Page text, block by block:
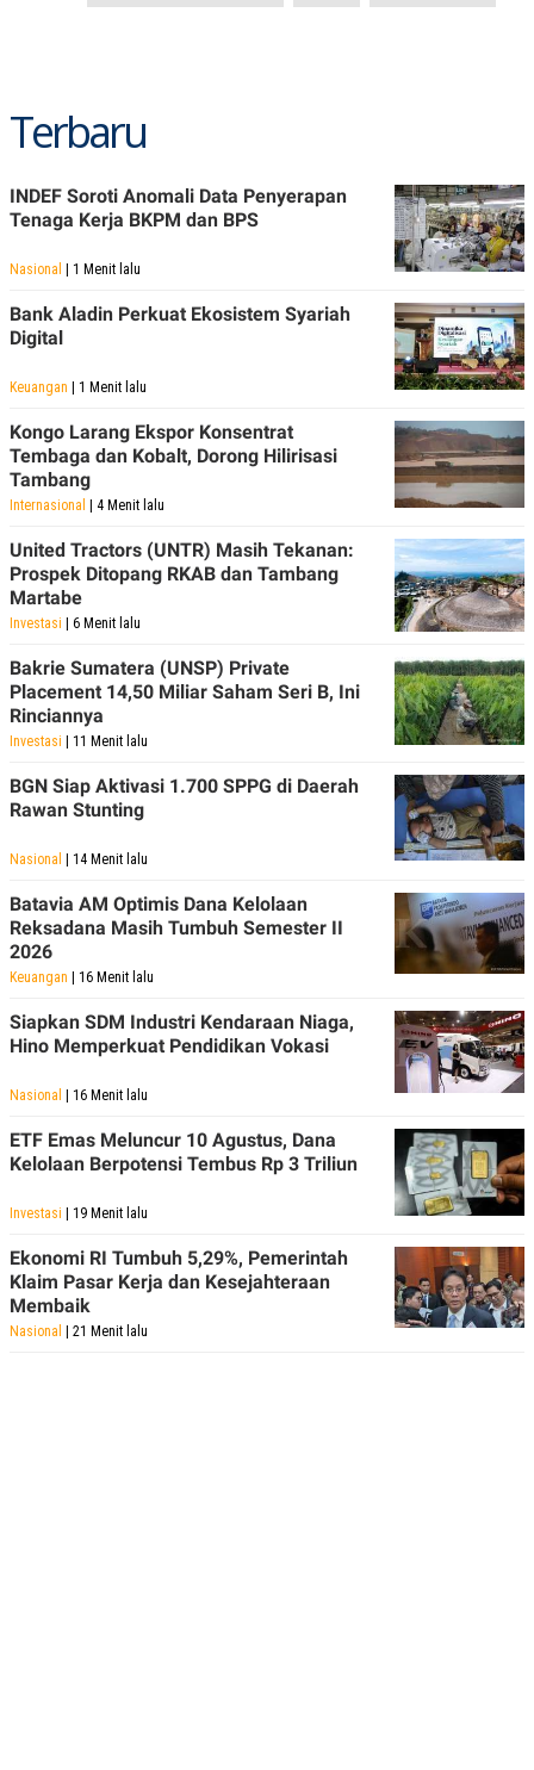
Terbaru
INDEF Soroti Anomali Data Penyerapan
Tenaga Kerja BKPM dan BPS
Nasional | 1 Menit lalu
Bank Aladin Perkuat Ekosistem Syariah
Digital
Keuangan | 1 Menit lalu
Kongo Larang Ekspor Konsentrat
Tembaga dan Kobalt, Dorong Hilirisasi
Tambang
Internasional | 4 Menit lalu
United Tractors (UNTR) Masih Tekanan:
Prospek Ditopang RKAB dan Tambang
Martabe
Investasi | 6 Menit lalu
Bakrie Sumatera (UNSP) Private
Placement 14,50 Miliar Saham Seri B, Ini
Rinciannya
Investasi | 11 Menit lalu
BGN Siap Aktivasi 1.700 SPPG di Daerah
Rawan Stunting
Nasional | 14 Menit lalu
Batavia AM Optimis Dana Kelolaan
Reksadana Masih Tumbuh Semester II
2026
Keuangan | 16 Menit lalu
Siapkan SDM Industri Kendaraan Niaga,
Hino Memperkuat Pendidikan Vokasi
Nasional | 16 Menit lalu
ETF Emas Meluncur 10 Agustus, Dana
Kelolaan Berpotensi Tembus Rp 3 Triliun
Investasi | 19 Menit lalu
Ekonomi RI Tumbuh 5,29%, Pemerintah
Klaim Pasar Kerja dan Kesejahteraan
Membaik
Nasional | 21 Menit lalu